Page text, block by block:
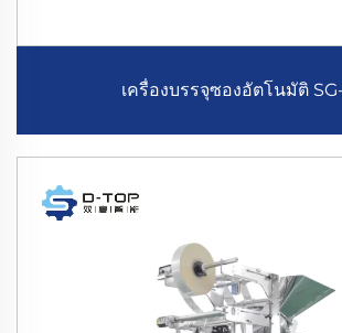
เครื่องบรรจุซองอัตโนมัติ